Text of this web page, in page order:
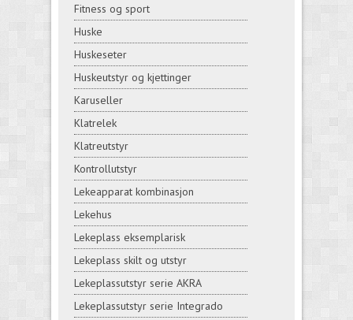
Fitness og sport
Huske
Huskeseter
Huskeutstyr og kjettinger
Karuseller
Klatrelek
Klatreutstyr
Kontrollutstyr
Lekeapparat kombinasjon
Lekehus
Lekeplass eksemplarisk
Lekeplass skilt og utstyr
Lekeplassutstyr serie AKRA
Lekeplassutstyr serie Integrado